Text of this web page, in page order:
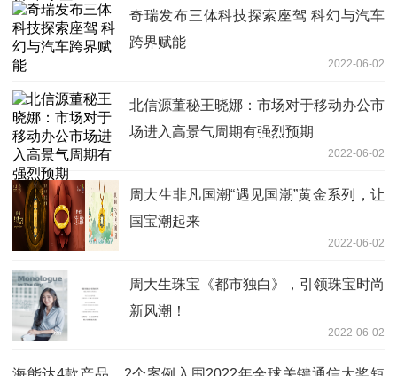
奇瑞发布三体科技探索座驾 科幻与汽车
跨界赋能
2022-06-02
北信源董秘王晓娜：市场对于移动办公市
场进入高景气周期有强烈预期
2022-06-02
周大生非凡国潮“遇见国潮”黄金系列，让
国宝潮起来
2022-06-02
周大生珠宝《都市独白》，引领珠宝时尚
新风潮！
2022-06-02